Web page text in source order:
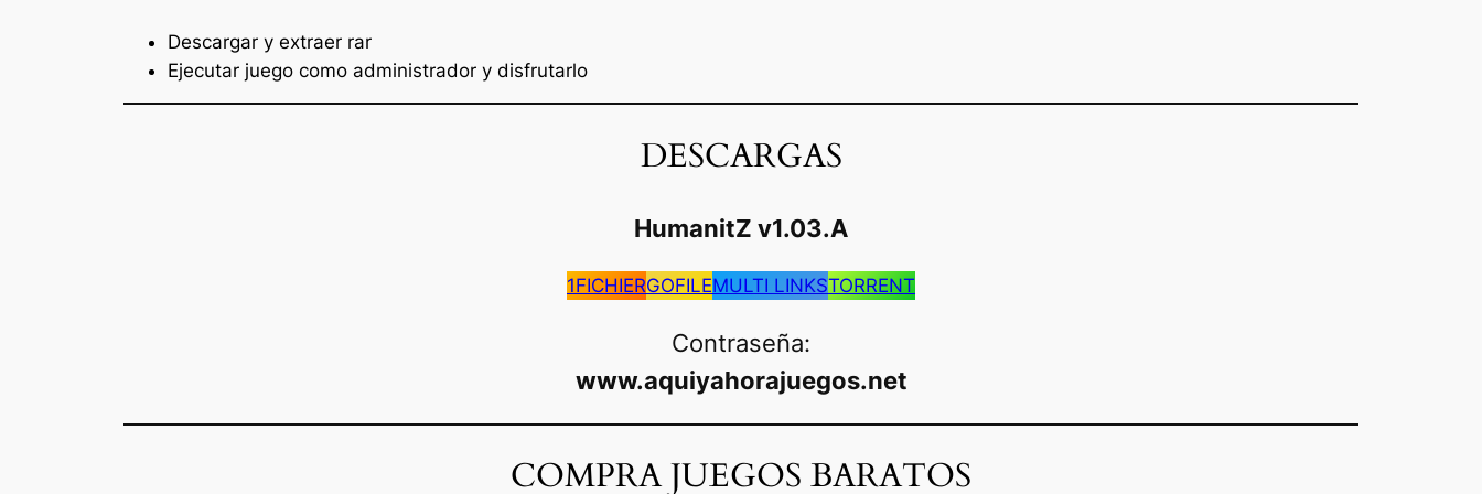
Descargar y extraer rar
Ejecutar juego como administrador y disfrutarlo
DESCARGAS
HumanitZ v1.03.A
1FICHIERGOFILEMULTI LINKSTORRENT
Contraseña:
www.aquiyahorajuegos.net
COMPRA JUEGOS BARATOS